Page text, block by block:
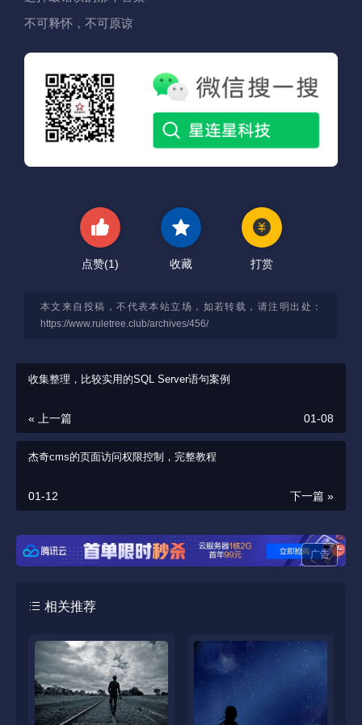
不可释怀，不可原谅
点赞(1) 收藏 打赏
本文来自投稿，不代表本站立场，如若转载，请注明出处：
https://www.ruletree.club/archives/456/
收集整理，比较实用的SQL Server语句案例
« 上一篇 01-08
杰奇cms的页面访问权限控制，完整教程
下一篇 »
01-12
广告
相关推荐